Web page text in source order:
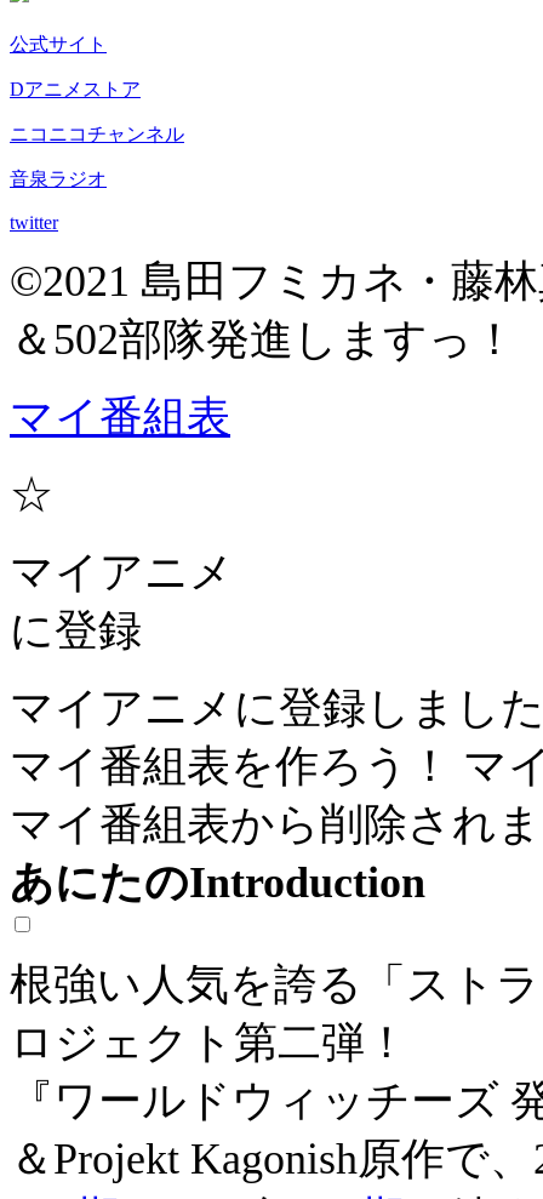
公式サイト
Dアニメストア
ニコニコチャンネル
音泉ラジオ
twitter
©2021 島田フミカネ・藤
＆502部隊発進しますっ！
マイ番組表
☆
マイアニメ
に登録
マイアニメに登録しまし
マイ番組表を作ろう！
マ
マイ番組表から削除され
あにたのIntroduction
根強い人気を誇る「スト
ロジェクト第二弾！
『ワールドウィッチーズ
＆Projekt Kagonish原作で